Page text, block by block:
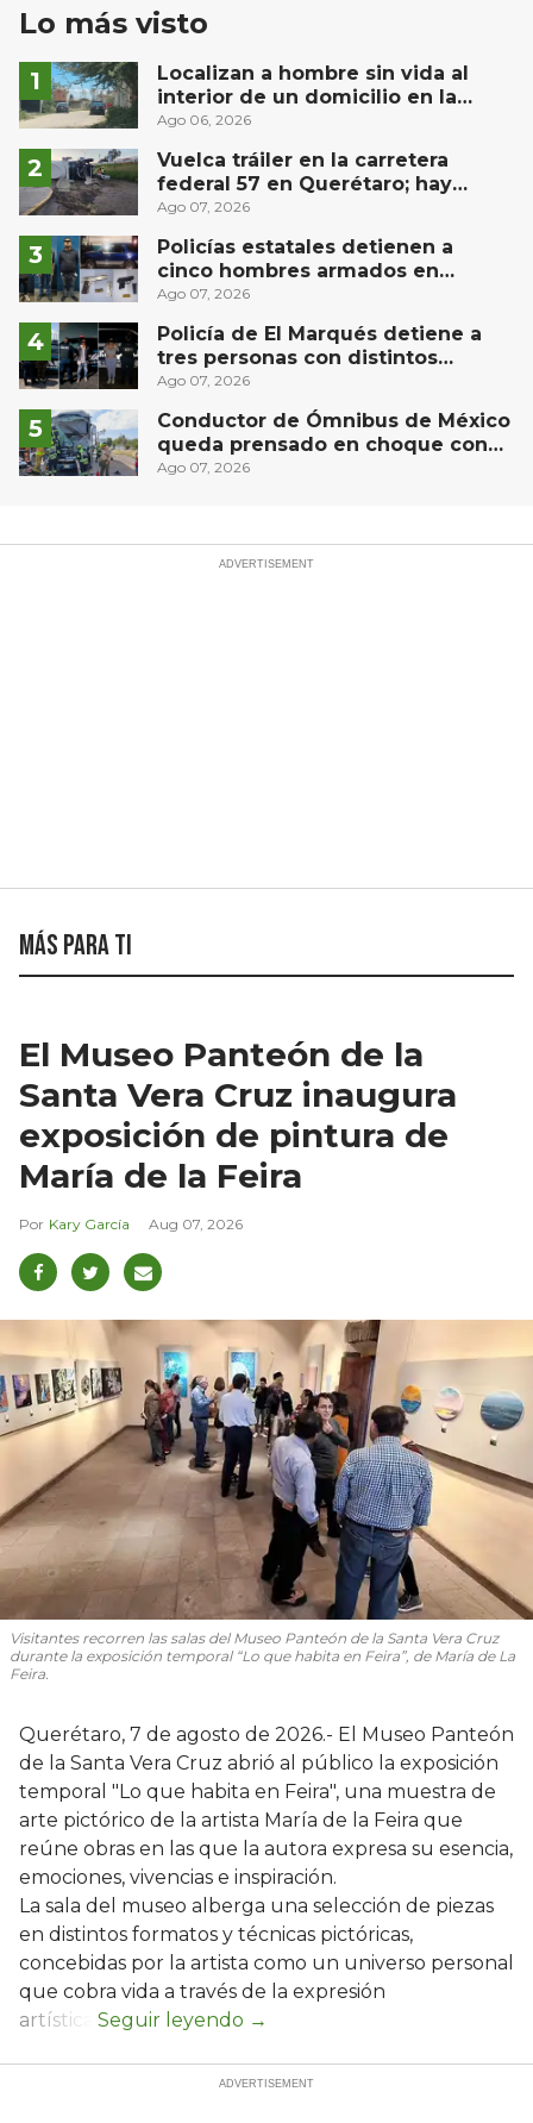
Lo más visto
Localizan a hombre sin vida al
interior de un domicilio en la
comunidad El Rodeo, San Juan del
Ago 06, 2026
Vuelca tráiler en la carretera
federal 57 en Querétaro; hay
derrame de combustible
Ago 07, 2026
Policías estatales detienen a
cinco hombres armados en
Puebla capital
Ago 07, 2026
Policía de El Marqués detiene a
tres personas con distintos
narcóticos
Ago 07, 2026
Conductor de Ómnibus de México
queda prensado en choque con
materialista en San Juan del Río,
Ago 07, 2026
Más para ti
El Museo Panteón de la
Santa Vera Cruz inaugura
exposición de pintura de
María de la Feira
Kary García Aug 07, 2026
Visitantes recorren las salas del Museo Panteón de la Santa Vera Cruz
durante la exposición temporal “Lo que habita en Feira”, de María de La
Feira.
Querétaro, 7 de agosto de 2026.- El Museo Panteón
de la Santa Vera Cruz abrió al público la exposición
temporal "Lo que habita en Feira", una muestra de
arte pictórico de la artista María de la Feira que
reúne obras en las que la autora expresa su esencia,
emociones, vivencias e inspiración.
La sala del museo alberga una selección de piezas
en distintos formatos y técnicas pictóricas,
concebidas por la artista como un universo personal
que cobra vida a través de la expresión
artística.